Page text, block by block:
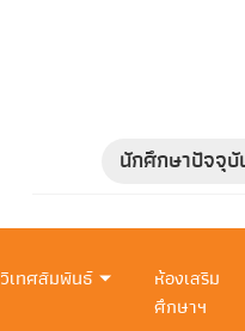
นักศึกษาปัจจุบั
วิเทศสัมพันธ์
ห้องเสริม
ศึกษาฯ